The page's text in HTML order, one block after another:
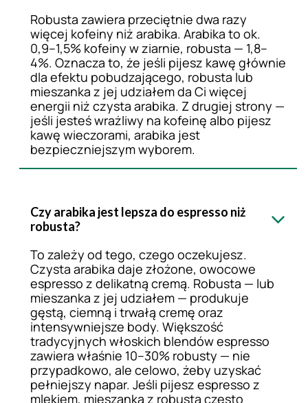
Robusta zawiera przeciętnie dwa razy
więcej kofeiny niż arabika. Arabika to ok.
0,9–1,5% kofeiny w ziarnie, robusta — 1,8–
4%. Oznacza to, że jeśli pijesz kawę głównie
dla efektu pobudzającego, robusta lub
mieszanka z jej udziałem da Ci więcej
energii niż czysta arabika. Z drugiej strony —
jeśli jesteś wrażliwy na kofeinę albo pijesz
kawę wieczorami, arabika jest
bezpieczniejszym wyborem.
Czy arabika jest lepsza do espresso niż
robusta?
To zależy od tego, czego oczekujesz.
Czysta arabika daje złożone, owocowe
espresso z delikatną cremą. Robusta — lub
mieszanka z jej udziałem — produkuje
gęstą, ciemną i trwałą cremę oraz
intensywniejsze body. Większość
tradycyjnych włoskich blendów espresso
zawiera właśnie 10–30% robusty — nie
przypadkowo, ale celowo, żeby uzyskać
pełniejszy napar. Jeśli pijesz espresso z
mlekiem, mieszanka z robustą często